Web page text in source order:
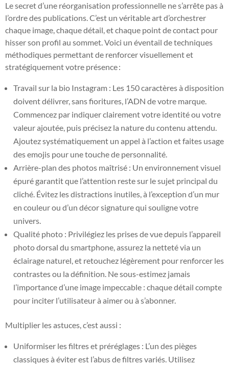
Le secret d’une réorganisation professionnelle ne s’arrête pas à
l’ordre des publications. C’est un véritable art d’orchestrer
chaque image, chaque détail, et chaque point de contact pour
hisser son profil au sommet. Voici un éventail de techniques
méthodiques permettant de renforcer visuellement et
stratégiquement votre présence :
Travail sur la bio Instagram : Les 150 caractères à disposition
doivent délivrer, sans fioritures, l’ADN de votre marque.
Commencez par indiquer clairement votre identité ou votre
valeur ajoutée, puis précisez la nature du contenu attendu.
Ajoutez systématiquement un appel à l’action et faites usage
des emojis pour une touche de personnalité.
Arrière-plan des photos maîtrisé : Un environnement visuel
épuré garantit que l’attention reste sur le sujet principal du
cliché. Évitez les distractions inutiles, à l’exception d’un mur
en couleur ou d’un décor signature qui souligne votre
univers.
Qualité photo : Privilégiez les prises de vue depuis l’appareil
photo dorsal du smartphone, assurez la netteté via un
éclairage naturel, et retouchez légèrement pour renforcer les
contrastes ou la définition. Ne sous-estimez jamais
l’importance d’une image impeccable : chaque détail compte
pour inciter l’utilisateur à aimer ou à s’abonner.
Multiplier les astuces, c’est aussi :
Uniformiser les filtres et préréglages : L’un des pièges
classiques à éviter est l’abus de filtres variés. Utilisez